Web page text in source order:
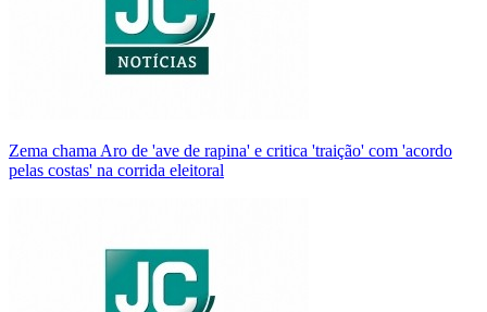
Zema chama Aro de 'ave de rapina' e critica 'traição' com 'acordo
pelas costas' na corrida eleitoral